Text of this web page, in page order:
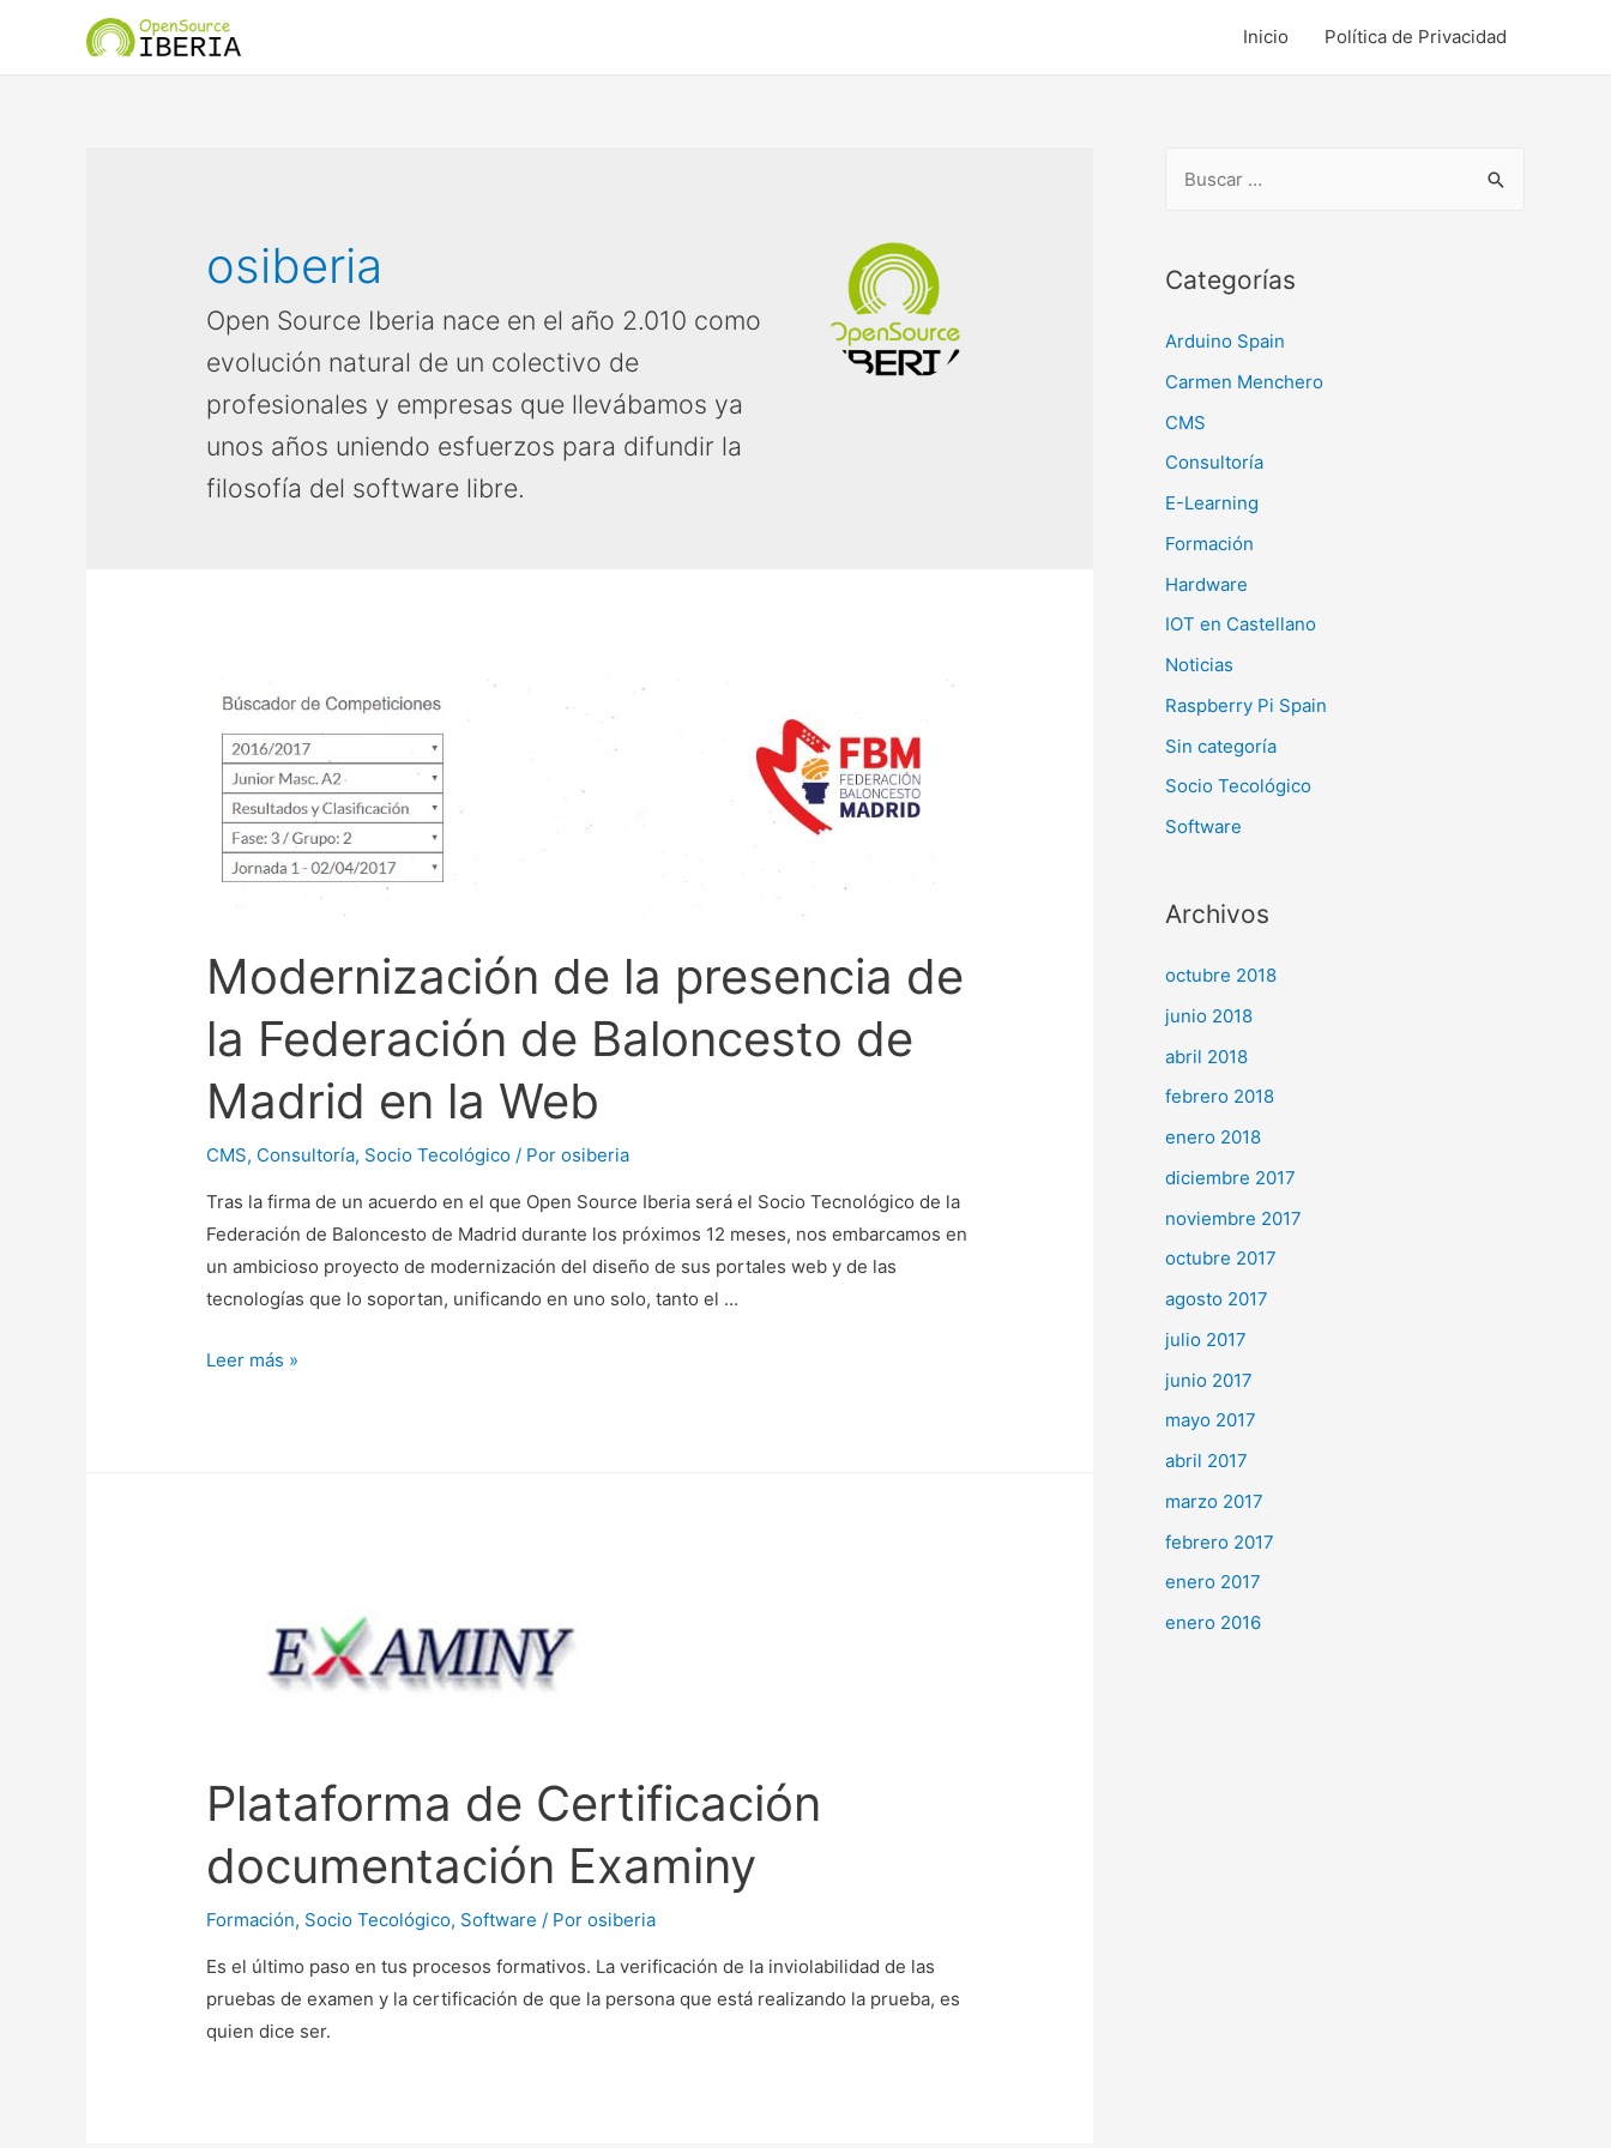
Inicio Política de Privacidad
osiberia
Open Source Iberia nace en el año 2.010 como
evolución natural de un colectivo de
profesionales y empresas que llevábamos ya
unos años uniendo esfuerzos para difundir la
filosofía del software libre.
Modernización de la presencia de
la Federación de Baloncesto de
Madrid en la Web
CMS, Consultoría, Socio Tecológico / Porosiberia
Tras la firma de un acuerdo en el que Open Source Iberia será el Socio Tecnológico de la
Federación de Baloncesto de Madrid durante los próximos 12 meses, nos embarcamos en
un ambicioso proyecto de modernización del diseño de sus portales web y de las
tecnologías que lo soportan, unificando en uno solo, tanto el …
M
e
a
p
e
s
e
Leer más »
Plataforma de Certificación
documentación Examiny
Formación, Socio Tecológico, Software / Porosiberia
Es el último paso en tus procesos formativos. La verificación de la inviolabilidad de las
pruebas de examen y la certificación de que la persona que está realizando la prueba, es
quien dice ser.
c
r
:
Categorías
Arduino Spain
Carmen Menchero
CMS
Consultoría
E-Learning
Formación
Hardware
IOT en Castellano
Noticias
Raspberry Pi Spain
Sin categoría
Socio Tecológico
Software
Archivos
octubre 2018
junio 2018
abril 2018
febrero 2018
enero 2018
diciembre 2017
noviembre 2017
octubre 2017
agosto 2017
julio 2017
junio 2017
mayo 2017
abril 2017
marzo 2017
febrero 2017
enero 2017
enero 2016